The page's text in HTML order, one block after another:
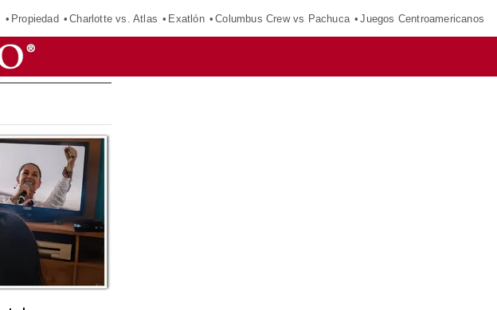
Propiedad Charlotte vs. Atlas Exatlón Columbus Crew vs Pachuca Juegos Centroamericanos